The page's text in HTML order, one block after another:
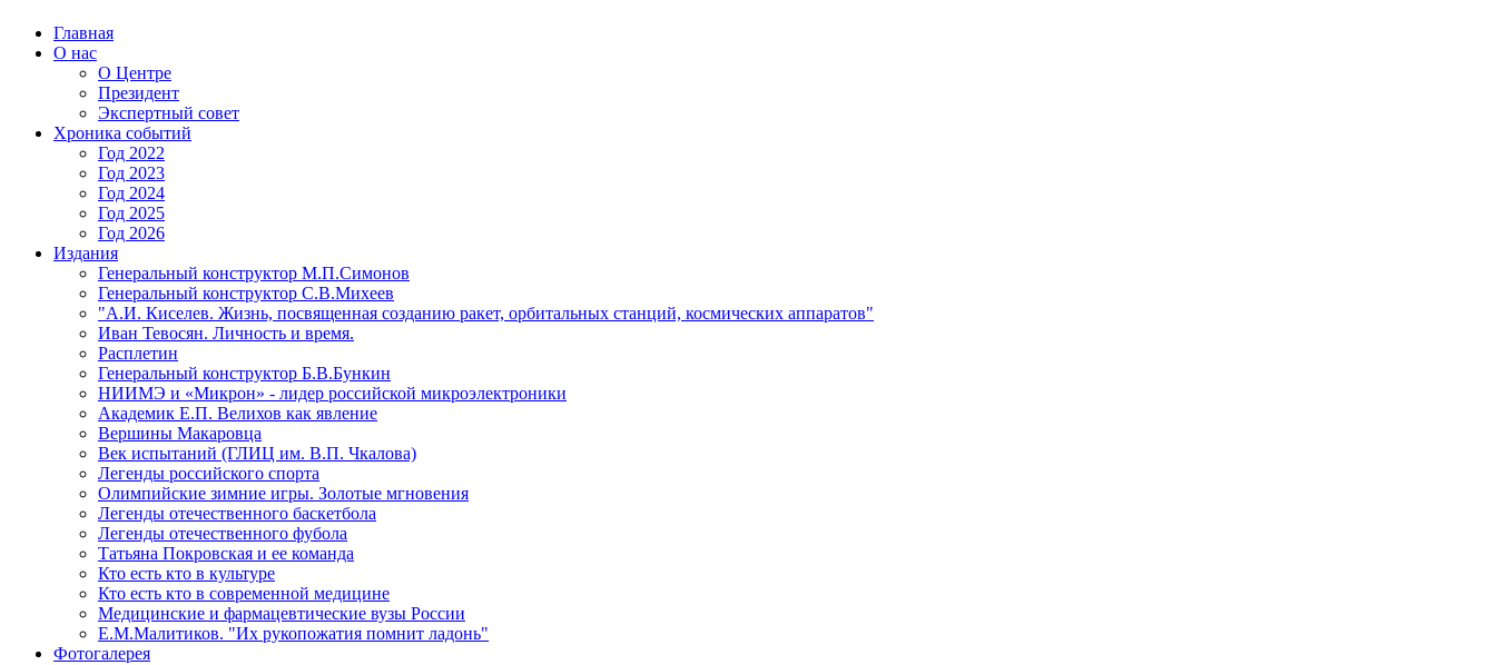
Главная
О нас
О Центре
Президент
Экспертный совет
Хроника событий
Год 2022
Год 2023
Год 2024
Год 2025
Год 2026
Издания
Генеральный конструктор М.П.Симонов
Генеральный конструктор С.В.Михеев
"А.И. Киселев. Жизнь, посвященная созданию ракет, орбитальных станций, космических аппаратов"
Иван Тевосян. Личность и время.
Расплетин
Генеральный конструктор Б.В.Бункин
НИИМЭ и «Микрон» - лидер российской микроэлектроники
Академик Е.П. Велихов как явление
Вершины Макаровца
Век испытаний (ГЛИЦ им. В.П. Чкалова)
Легенды российского спорта
Олимпийские зимние игры. Золотые мгновения
Легенды отечественного баскетбола
Легенды отечественного фубола
Татьяна Покровская и ее команда
Кто есть кто в культуре
Кто есть кто в современной медицине
Медицинские и фармацевтические вузы России
Е.М.Малитиков. "Их рукопожатия помнит ладонь"
Фотогалерея